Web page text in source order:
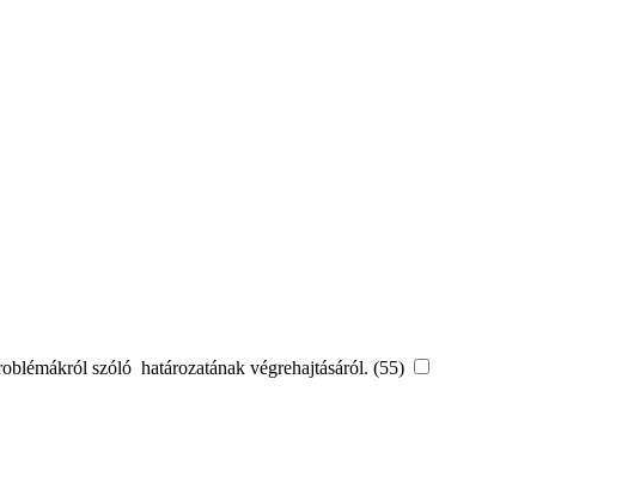
szóló  határozatának végrehajtásáról. (55)